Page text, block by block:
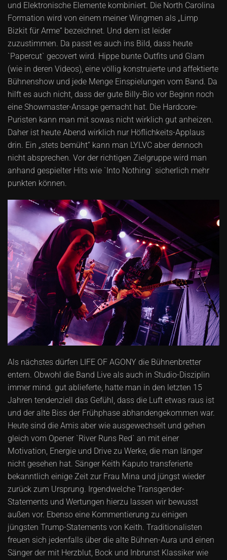
und Elektronische Elemente kombiniert. Die North Carolina
Formation wird von einem meiner Wingmen als „Limp
Bizkit für Arme“ bezeichnet. Und dem ist leider
zuzustimmen. Da passt es auch ins Bild, dass heute
`Papercut` gecovert wird. Hippe bunte Outfits und Glam
(wie in deren Videos), eine völlig konstruierte und affektierte
Bühnenshow und jede Menge Einspielungen vom Band. Da
hilft es auch nicht, dass der gute Billy-Bio vor Beginn noch
eine Showmaster-Ansage gemacht hat. Die Hardcore-
Puristen kann man mit sowas nicht wirklich gut anheizen.
Daher ist heute Abend wirklich nur Höflichkeits-Applaus
drin. Ein „stets bemüht“ kann man LYLVC aber dennoch
nicht absprechen. Vor der richtigen Zielgruppe wird man
anhand gespielter Hits wie `Into Nothing` sicherlich mehr
punkten können.
Als nächstes dürfen LIFE OF AGONY die Bühnenbretter
entern. Obwohl die Band Live als auch in Studio-Disziplin
immer mind. gut ablieferte, hatte man in den letzten 15
Jahren tendenziell das Gefühl, dass die Luft etwas raus ist
und der alte Biss der Frühphase abhandengekommen war.
Heute sind die Amis aber wie ausgewechselt und gehen
gleich vom Opener `River Runs Red` an mit einer
Motivation, Energie und Drive zu Werke, die man länger
nicht gesehen hat. Sänger Keith Kaputo transferierte
bekanntlich einige Zeit zur Frau Mina und jüngst wieder
zurück zum Ursprung. Irgendwelche Transgender-
Statements und Wertungen hierzu lassen wir bewusst
außen vor. Ebenso eine Kommentierung zu einigen
jüngsten Trump-Statements von Keith. Traditionalisten
freuen sich jedenfalls über die alte Bühnen-Aura und einen
Sänger der mit Herzblut, Bock und Inbrunst Klassiker wie